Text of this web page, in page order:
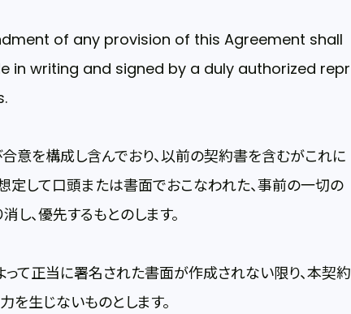
of any provision of this Agreement shall
in writing and signed by a duly authorized repr
意を構成し含んでおり、以前の契約書を含むがこれに
定して口頭または書面でおこなわれた、事前の一切の
し、優先するもとのします。
て正当に署名された書面が作成されない限り、本契約
を生じないものとします。